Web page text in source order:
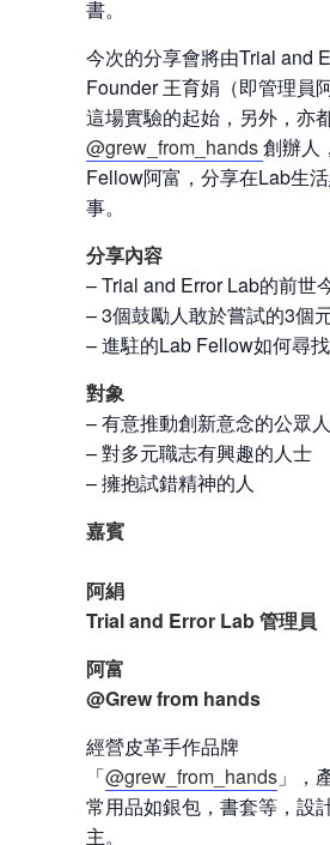
書。
今次的分享會將由Trial and
Founder王育娟（即管理員
這場實驗的起始，另外，亦
@grew_from_hands創辦人
Fellow阿富，分享在Lab生
事。
分享內容
– Trial and Error Lab的前世
– 3個鼓勵人敢於嘗試的3個
– 進駐的Lab Fellow如何尋
對象
– 有意推動創新意念的公眾
– 對多元職志有興趣的人士
– 擁抱試錯精神的人
嘉賓
阿絹
Trial and Error Lab 管理員
阿富
@Grew from hands
經營皮革手作品牌
「@grew_from_hands 」，
常用品如銀包，書套等，設
主。